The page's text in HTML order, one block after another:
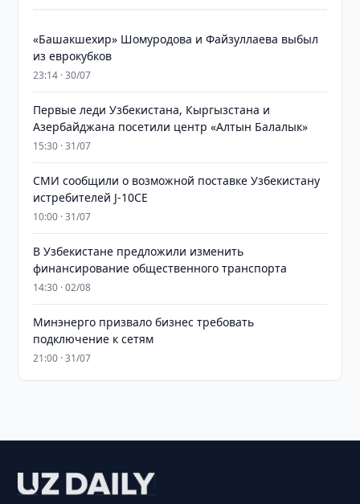
«Башакшехир» Шомуродова и Файзуллаева выбыл
из еврокубков
23:14 · 30/07
Первые леди Узбекистана, Кыргызстана и
Азербайджана посетили центр «Алтын Балалык»
15:30 · 31/07
СМИ сообщили о возможной поставке Узбекистану
истребителей J-10CE
10:00 · 31/07
В Узбекистане предложили изменить
финансирование общественного транспорта
14:30 · 02/08
Минэнерго призвало бизнес требовать
подключение к сетям
21:00 · 31/07